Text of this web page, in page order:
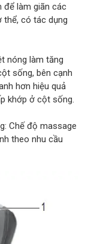
để làm giãn các
thể, có tác dụng
nóng làm tăng
sống, bên cạnh
hơn hiệu quả
khớp ở cột sống.
Chế độ massage
theo nhu cầu